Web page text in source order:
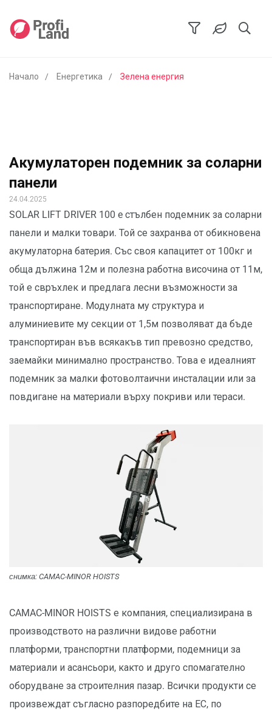
Начало Енергетика Зелена енергия
Акумулаторен подемник за соларни
панели
24.04.2025
SOLAR LIFT DRIVER 100 e стълбен подемник за соларни
панели и малки товари. Той се захранва от обикновена
акумулаторна батерия. Със своя капацитет от 100кг и
обща дължина 12м и полезна работна височина от 11м,
той е свръхлек и предлага лесни възможности за
транспортиране. Модулната му структура и
алуминиевите му секции от 1,5м позволяват да бъде
транспортиран във всякакъв тип превозно средство,
заемайки минимално пространство. Това е идеалният
подемник за малки фотоволтаични инсталации или за
повдигане на материали върху покриви или тераси.
снимка: CAMAC-MINOR HOISTS
CAMAC-MINOR HOISTS е компания, специализирана в
производството на различни видове работни
платформи, транспортни платформи, подемници за
материали и асансьори, както и друго спомагателно
оборудване за строителния пазар. Всички продукти се
произвеждат съгласно разпоредбите на ЕС, по